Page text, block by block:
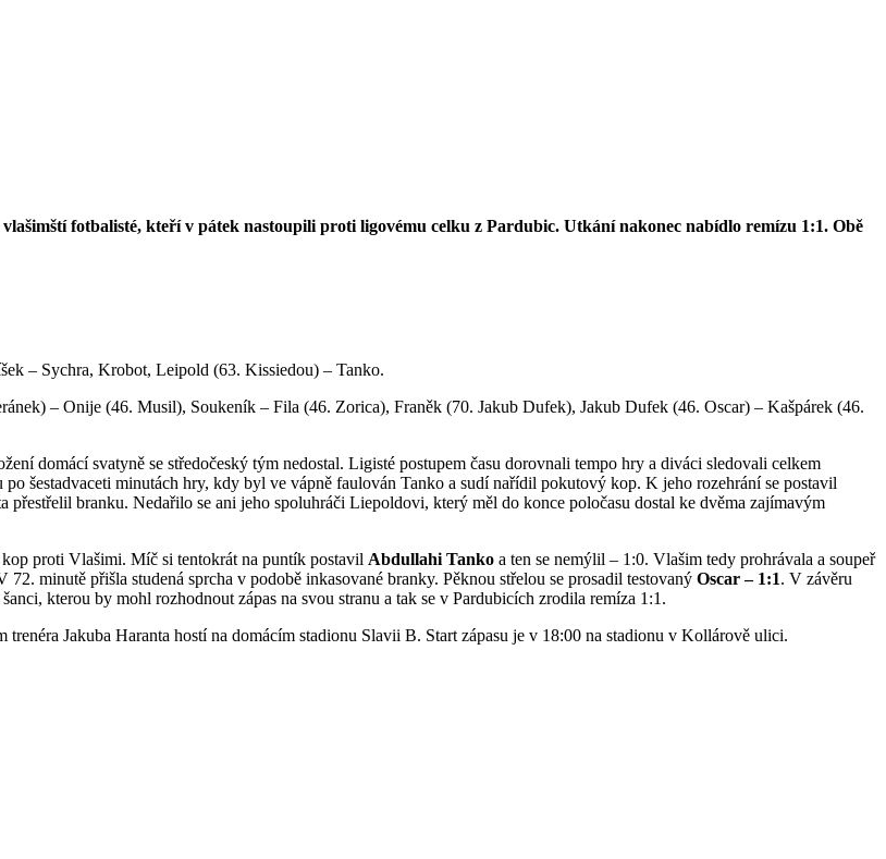
fotbalisté, kteří v pátek nastoupili proti ligovému celku z Pardubic. Utkání nakonec nabídlo remízu 1:1. Obě
– Sychra, Krobot, Leipold (63. Kissiedou) – Tanko.
– Onije (46. Musil), Soukeník – Fila (46. Zorica), Franěk (70. Jakub Dufek), Jakub Dufek (46. Oscar) – Kašpárek (46.
domácí svatyně se středočeský tým nedostal. Ligisté postupem času dorovnali tempo hry a diváci sledovali celkem
šestadvaceti minutách hry, kdy byl ve vápně faulován Tanko a sudí nařídil pokutový kop. K jeho rozehrání se postavil
branku. Nedařilo se ani jeho spoluhráči Liepoldovi, který měl do konce poločasu dostal ke dvěma zajímavým
proti Vlašimi. Míč si tentokrát na puntík postavil Abdullahi Tanko a ten se nemýlil – 1:0. Vlašim tedy prohrávala a soupeř
minutě přišla studená sprcha v podobě inkasované branky. Pěknou střelou se prosadil testovaný Oscar – 1:1. V závěru
kterou by mohl rozhodnout zápas na svou stranu a tak se v Pardubicích zrodila remíza 1:1.
Jakuba Haranta hostí na domácím stadionu Slavii B. Start zápasu je v 18:00 na stadionu v Kollárově ulici.